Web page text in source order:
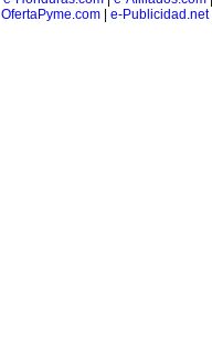
OfertaPyme.com| e-Publicidad.net|